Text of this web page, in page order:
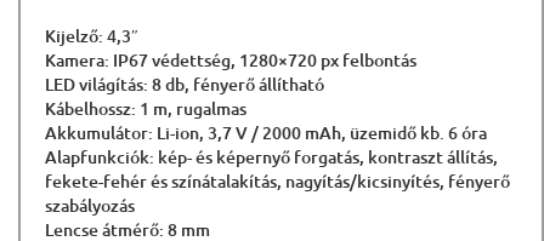
Kijelző: 4,3″
Kamera: IP67 védettség, 1280×720 px felbontás
LED világítás: 8 db, fényerő állítható
Kábelhossz: 1 m, rugalmas
Akkumulátor: Li-ion, 3,7 V / 2000 mAh, üzemidő kb. 6 óra
Alapfunkciók: kép- és képernyő forgatás, kontraszt állítás,
fekete-fehér és színátalakítás, nagyítás/kicsinyítés, fényerő
szabályozás
Lencse átmérő: 8 mm